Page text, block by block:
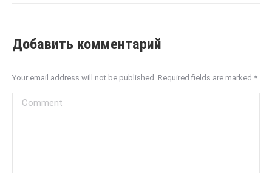
Добавить комментарий
Your email address will not be published. Required fields are marked *
Comment